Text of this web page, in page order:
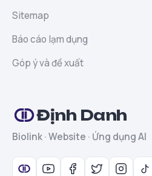
Sitemap
Báo cáo lạm dụng
Góp ý và đề xuất
Định Danh
Biolink · Website · Ứng dụng AI